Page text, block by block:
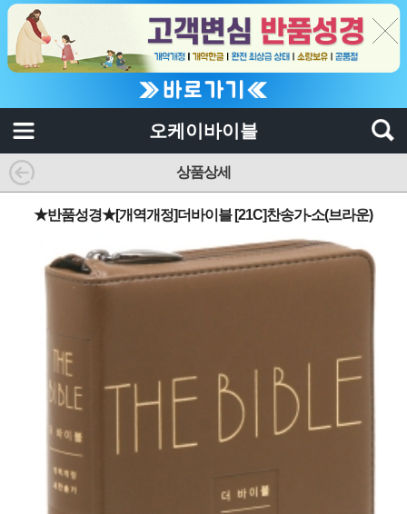
오케이바이블
상품상세
★반품성경★[개역개정]더바이블 [21C]찬송가-소(브라운)